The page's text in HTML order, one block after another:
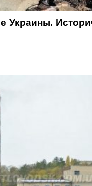
Украины.